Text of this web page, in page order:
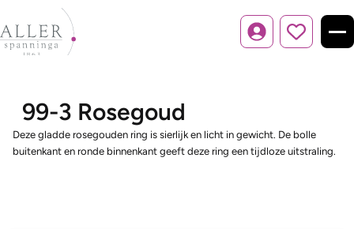
Inloggen
99-3 Rosegoud
Deze gladde rosegouden ring is sierlijk en licht in gewicht. De bolle
buitenkant en ronde binnenkant geeft deze ring een tijdloze uitstraling.